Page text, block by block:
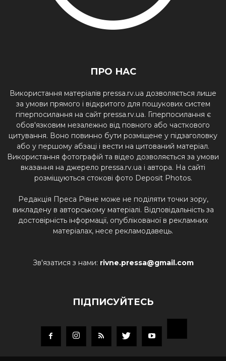
ПРО НАС
Використання матеріалів pressa.rv.ua дозволяється лише
за умови прямого і відкритого для пошукових систем
гіперпосилання на сайт pressa.rv.ua. Гіперпосилання є
обов'язковим незалежно від повного або часткового
цитування. Воно повинно бути розміщене у підзаголовку
або у першому абзаці і вести на цитований матеріал.
Використання фотографій та відео дозволяється за умови
вказання на джерело pressa.rv.ua і автора. На сайті
розміщуються стокові фото Deposit Photos.
Редакція Преса Рівне може не поділяти точки зору,
викладену в авторському матеріалі. Відповідальність за
достовірність інформації, опублікованої в рекламних
матеріалах, несе рекламодавець.
Зв'язатися з нами: rivne.pressa@gmail.com
ПІДПИСУЙТЕСЬ